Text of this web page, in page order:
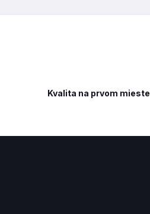
Kvalita na prvom mieste